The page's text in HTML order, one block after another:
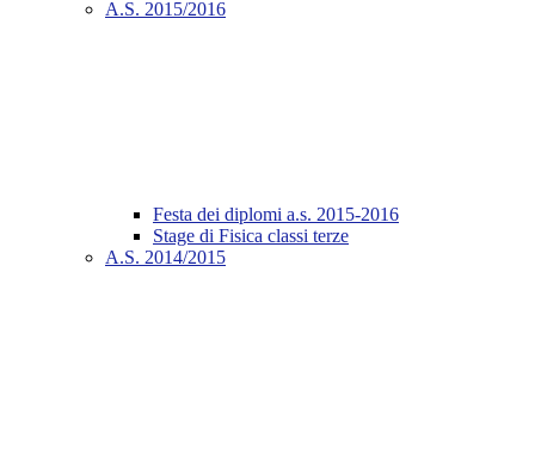
A.S. 2015/2016
Festa dei diplomi a.s. 2015-2016
Stage di Fisica classi terze
A.S. 2014/2015